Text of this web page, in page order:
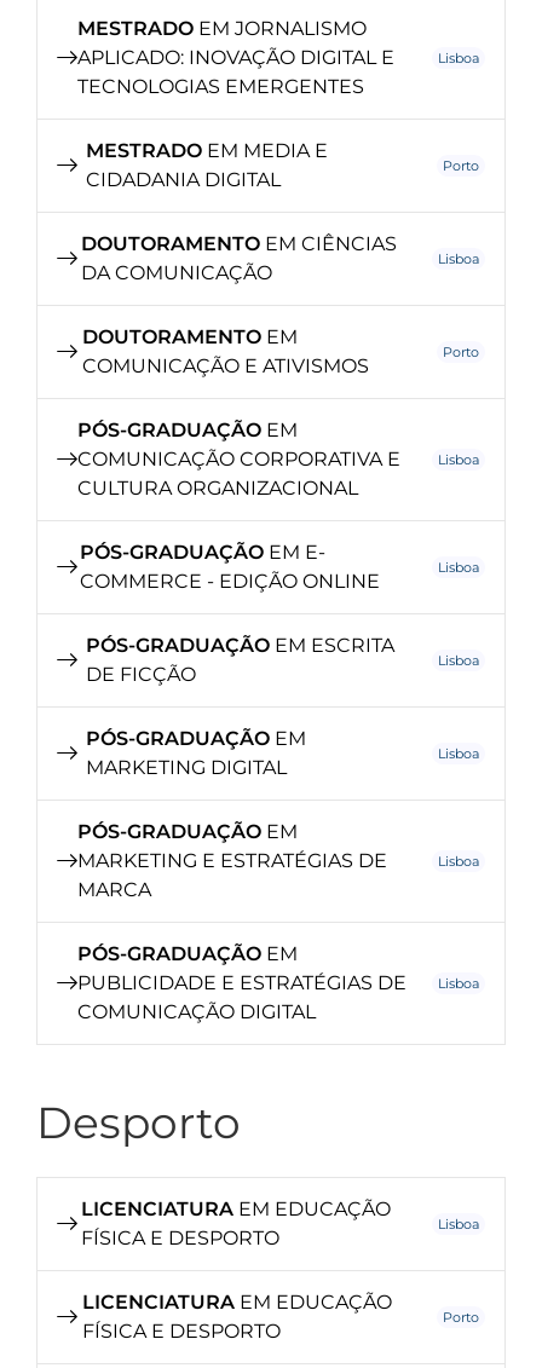
MESTRADO EM JORNALISMO
APLICADO: INOVAÇÃO DIGITAL E
TECNOLOGIAS EMERGENTES
Lisboa
MESTRADOEM MEDIA E
CIDADANIA DIGITAL
Porto
DOUTORAMENTO EM CIÊNCIAS
DA COMUNICAÇÃO
Lisboa
DOUTORAMENTOEM
COMUNICAÇÃO E ATIVISMOS
Porto
PÓS-GRADUAÇÃO EM
COMUNICAÇÃO CORPORATIVA E
CULTURA ORGANIZACIONAL
Lisboa
PÓS-GRADUAÇÃO EM E-
COMMERCE - EDIÇÃO ONLINE
Lisboa
PÓS-GRADUAÇÃO EM ESCRITA
DE FICÇÃO
Lisboa
PÓS-GRADUAÇÃO EM
MARKETING DIGITAL
Lisboa
PÓS-GRADUAÇÃO EM
MARKETING E ESTRATÉGIAS DE
MARCA
Lisboa
PÓS-GRADUAÇÃO EM
PUBLICIDADE E ESTRATÉGIAS DE
COMUNICAÇÃO DIGITAL
Lisboa
Desporto
LICENCIATURA EM EDUCAÇÃO
FÍSICA E DESPORTO
Lisboa
LICENCIATURAEM EDUCAÇÃO
FÍSICA E DESPORTO
Porto